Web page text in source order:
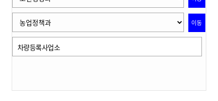
이동
차량등록사업소